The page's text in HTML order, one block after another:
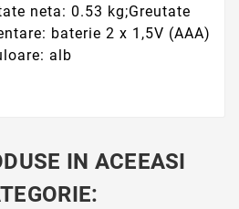
neta: 0.53 kg;Greutate
baterie 2 x 1,5V (AAA)
alb
IN ACEEASI